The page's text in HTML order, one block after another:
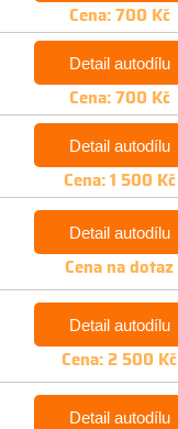
Cena: 700 Kč
Detail autodílu
Cena: 700 Kč
Detail autodílu
Cena: 1 500 Kč
Detail autodílu
Cena na dotaz
Detail autodílu
Cena: 2 500 Kč
Detail autodílu